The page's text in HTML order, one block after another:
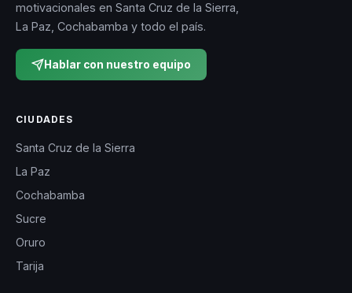
motivacionales en Santa Cruz de la Sierra,
La Paz, Cochabamba y todo el país.
Hablar con nuestro equipo
CIUDADES
Santa Cruz de la Sierra
La Paz
Cochabamba
Sucre
Oruro
Tarija